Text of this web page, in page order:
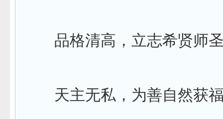
品格清高，立志希贤师
天主无私，为善自然获